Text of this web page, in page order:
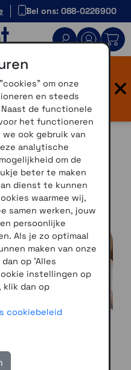
Bel ons: 088-0226900
website heeft
vertrouwde
modern jasje.
is.
×
SP Connect >SP Connect
om onze
en steeds
de functionele
het functioneren
ook gebruik van
analytische
om de
beter te maken
dienst te kunnen
waarmee wij,
samen werken, jouw
persoonlijke
Als je zo optimaal
maken van onze
op 'Alles
instellingen op
dan op
cookiebeleid